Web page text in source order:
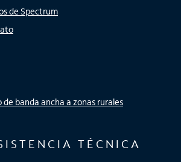
de Spectrum
banda ancha a zonas rurales
TÉCNICA